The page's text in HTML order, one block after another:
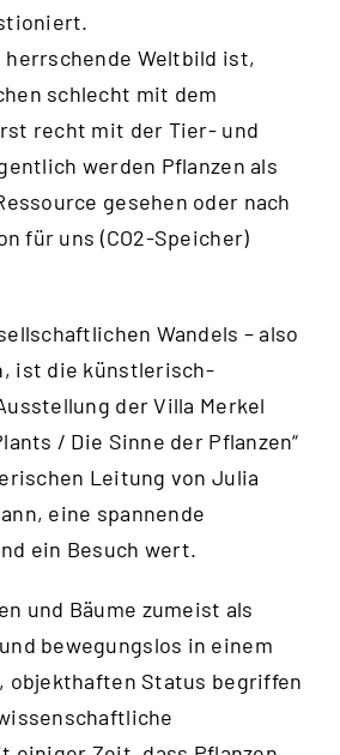
herrschende Weltbild ist,
schlecht mit dem
recht mit der Tier- und
werden Pflanzen als
gesehen oder nach
für uns (CO2-Speicher)
Wandels – also
ist die künstlerisch-
der Villa Merkel
/ Die Sinne der Pflanzen“
Leitung von Julia
eine spannende
ein Besuch wert.
und Bäume zumeist als
bewegungslos in einem
objekthaften Status begriffen